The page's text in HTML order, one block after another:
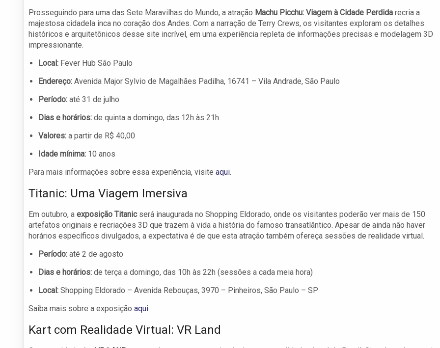
Prosseguindo para uma das Sete Maravilhas do Mundo, a atração Machu Picchu: Viagem à Cidade Perdida recria a
majestosa cidadela inca no coração dos Andes. Com a narração de Terry Crews, os visitantes exploram os detalhes
históricos e arquitetônicos desse site incrível, em uma experiência repleta de informações precisas e modelagem 3D
impressionante.
Local: Fever Hub São Paulo
Endereço: Avenida Major Sylvio de Magalhães Padilha, 16741 – Vila Andrade, São Paulo
Período: até 31 de julho
Dias e horários: de quinta a domingo, das 12h às 21h
Valores: a partir de R$ 40,00
Idade mínima: 10 anos
Para mais informações sobre essa experiência, visite aqui.
Titanic: Uma Viagem Imersiva
Em outubro, a exposição Titanicserá inaugurada no Shopping Eldorado, onde os visitantes poderão ver mais de 150
artefatos originais e recriações 3D que trazem à vida a história do famoso transatlântico. Apesar de ainda não haver
horários específicos divulgados, a expectativa é de que esta atração também ofereça sessões de realidade virtual.
Período: até 2 de agosto
Dias e horários: de terça a domingo, das 10h às 22h (sessões a cada meia hora)
Local: Shopping Eldorado – Avenida Rebouças, 3970 – Pinheiros, São Paulo – SP
Saiba mais sobre a exposição aqui.
Kart com Realidade Virtual: VR Land